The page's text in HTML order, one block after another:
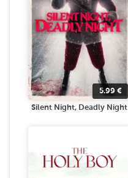
5.99 €
Silent Night, Deadly Night